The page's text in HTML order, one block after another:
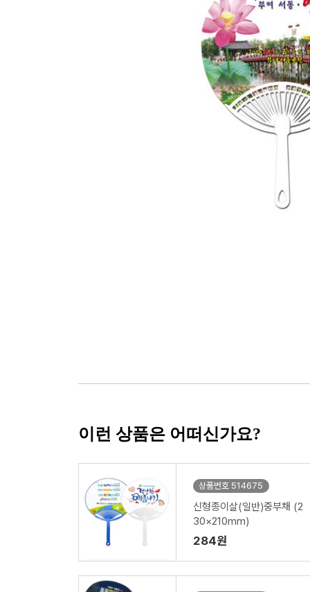
이런 상품은 어떠신가요?
상품번호 514675
신형종이살(일반)중부채 (2
30×210mm)
284원